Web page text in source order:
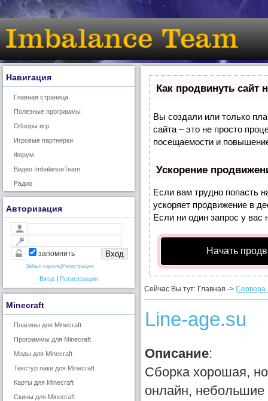
Навигация
Главная страница
Полезные программы
Обзоры игр
Игровые партнерки
Форум
Видео ImbalanceTeam
Радио
Авторизация
запомнить
Забыл пароль Регистрация
Вход | Регистрация
Minecraft
Плагины для Minecraft
Программы для Minecraft
Моды для Minecraft
Текстур паки для Minecraft
Карты для Minecraft
Скины для Minecraft
Как продвинуть сайт
Вы создали или только
сайта – это не просто
посещаемости и
Ускорение
Если вам трудно попасть
ускоряет продвижение в
Если ни один запрос у вас
Начать
Сейчас Вы тут: Главная -> Сервера
Line-age.su
Описание:
Сборка хорошая,
онлайн,